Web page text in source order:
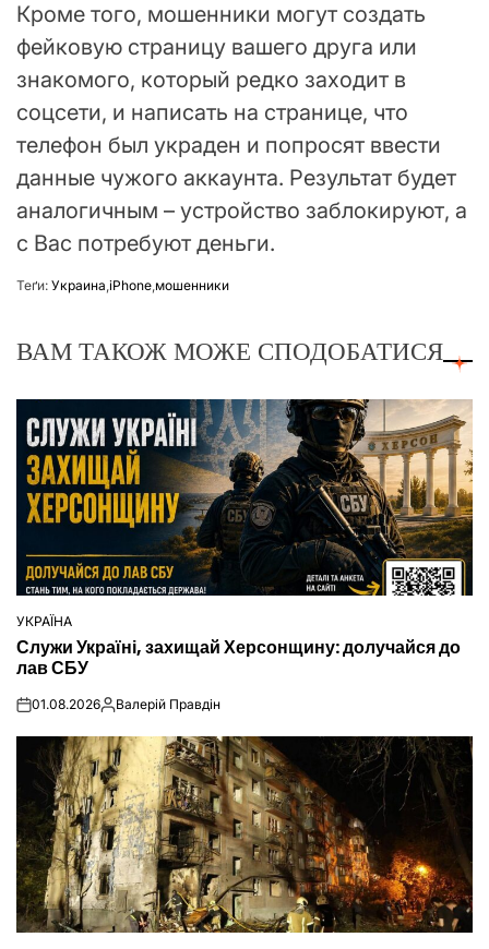
Кроме того, мошенники могут создать
фейковую страницу вашего друга или
знакомого, который редко заходит в
соцсети, и написать на странице, что
телефон был украден и попросят ввести
данные чужого аккаунта. Результат будет
аналогичным – устройство заблокируют, а
с Вас потребуют деньги.
Теґи: Украина,iPhone,мошенники
ВАМ ТАКОЖ МОЖЕ СПОДОБАТИСЯ
ОПУБЛІКУВАТИ
У
УКРАЇНА
Служи Україні, захищай Херсонщину: долучайся до
лав СБУ
on01.08.2026Опубліковано
Валерій Правдін